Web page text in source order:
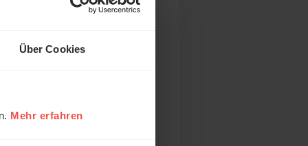
Über Cookies
Mehr erfahren